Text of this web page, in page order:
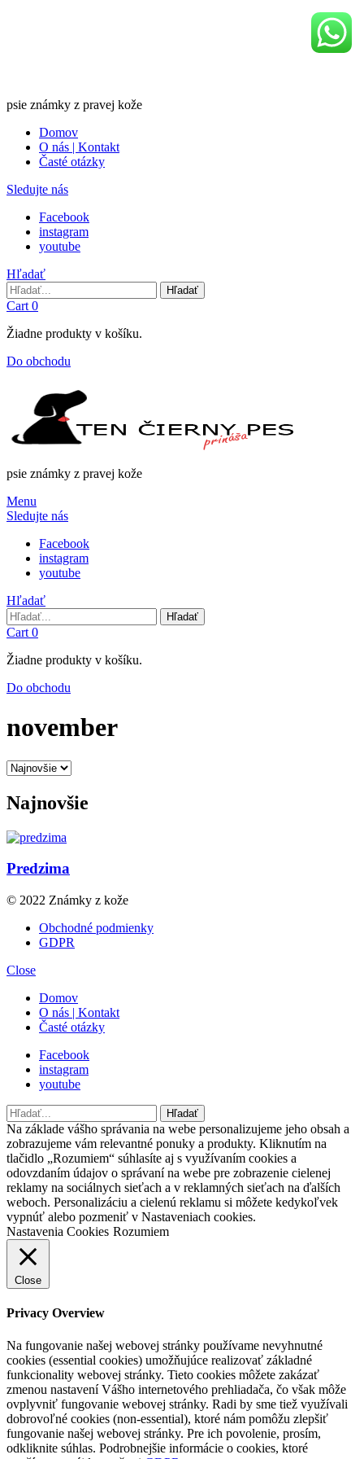
psie známky z pravej kože
Domov
O nás | Kontakt
Časté otázky
Sledujte nás
Facebook
instagram
youtube
Hľadať
Hľadať
Hľadať
Cart 0
Žiadne produkty v košíku.
Do obchodu
psie známky z pravej kože
Menu
Sledujte nás
Facebook
instagram
youtube
Hľadať
Hľadať
Hľadať
Cart 0
Žiadne produkty v košíku.
Do obchodu
november
Najnovšie
Predzima
© 2022 Známky z kože
Obchodné podmienky
GDPR
Close
Domov
O nás | Kontakt
Časté otázky
Facebook
instagram
youtube
Hľadať
Hľadať
Na základe vášho správania na webe personalizujeme jeho obsah a
zobrazujeme vám relevantné ponuky a produkty. Kliknutím na
tlačidlo „Rozumiem“ súhlasíte aj s využívaním cookies a
odovzdaním údajov o správaní na webe pre zobrazenie cielenej
reklamy na sociálnych sieťach a v reklamných sieťach na ďalších
weboch. Personalizáciu a cielenú reklamu si môžete kedykoľvek
vypnúť alebo pozmeniť v Nastaveniach cookies.
Nastavenia Cookies Rozumiem
Close
Privacy Overview
Na fungovanie našej webovej stránky používame nevyhnutné
cookies (essential cookies) umožňujúce realizovať základné
funkcionality webovej stránky. Tieto cookies môžete zakázať
zmenou nastavení Vášho internetového prehliadača, čo však môže
ovplyvniť fungovanie webovej stránky. Radi by sme tiež využívali
dobrovoľné cookies (non-essential), ktoré nám pomôžu zlepšiť
fungovanie našej webovej stránky. Pre ich povolenie, prosím,
odkliknite súhlas. Podrobnejšie informácie o cookies, ktoré